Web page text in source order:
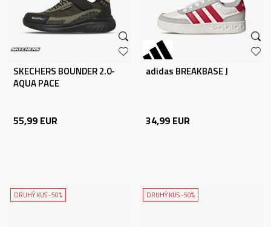
SKECHERS BOUNDER 2.0-
AQUA PACE
55,99 EUR
adidas BREAKBASE J
34,99 EUR
DRUHÝ KUS -50% DRUHÝ KUS -50%